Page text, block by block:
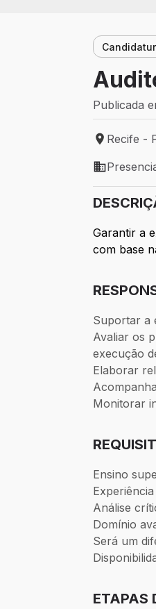
Publicada
Local de
Recife -
Modelo de
Garantir a
com base
Suportar a
Avaliar os
execução
Elaborar
Monitorar
Ensino
Análise
Domínio
Será um
ETAPAS